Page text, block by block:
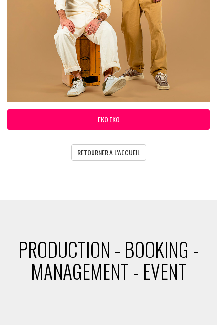
EKO EKO
RETOURNER A L'ACCUEIL
PRODUCTION - BOOKING -
MANAGEMENT - EVENT